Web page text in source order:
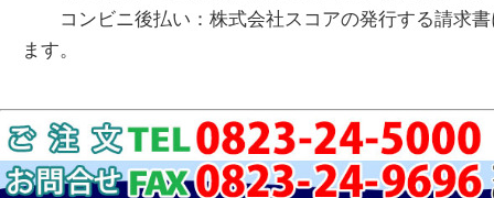
コンビニ後払い：株式会社スコアの発行する請求書
ます。